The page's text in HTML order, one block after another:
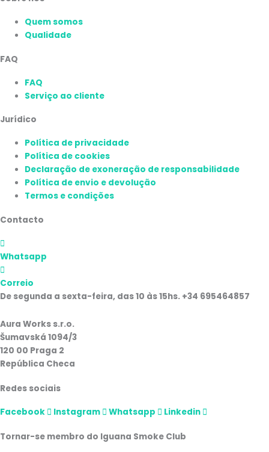
Quem somos
Qualidade
FAQ
FAQ
Serviço ao cliente
Jurídico
Política de privacidade
Política de cookies
Declaração de exoneração de responsabilidade
Política de envio e devolução
Termos e condições
Contacto
Whatsapp
Correio
De segunda a sexta-feira, das 10 às 15hs. +34 695464857
Aura Works s.r.o.
Šumavská 1094/3
120 00 Praga 2
República Checa
Redes sociais
Facebook Instagram Whatsapp Linkedin
Tornar-se membro do Iguana Smoke Club